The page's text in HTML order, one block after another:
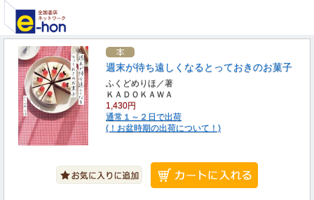
週末が待ち遠しくなるとっておきのお菓子
ふくどめりほ／著
ＫＡＤＯＫＡＷＡ
1,430円
通常１～２日で出荷
(！お盆時期の出荷について！)